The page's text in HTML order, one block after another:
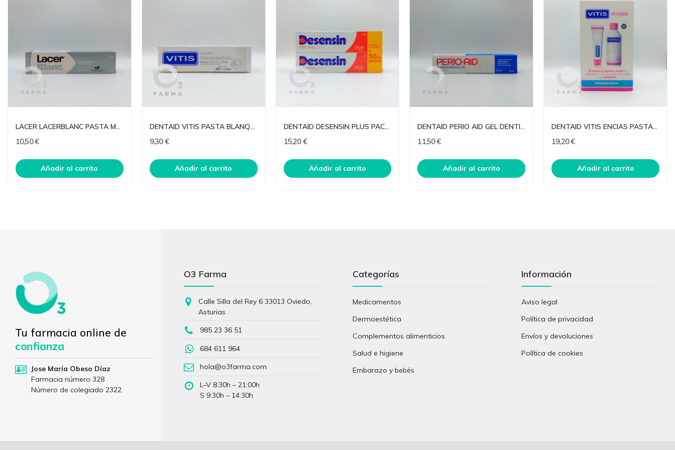
LACER LACERBLANC PASTA MENTA 125 ML
10,50 €
Añadir al carrito
DENTAID VITIS PASTA BLANQUEADORA 100 ML
9,30 €
Añadir al carrito
DENTAID DESENSIN PLUS PACK PASTA 150 ML 2UD
15,20 €
Añadir al carrito
DENTAID PERIO AID GEL DENTIFR TRATAMIENT 0.12 75
11,50 €
Añadir al carrito
DENTAID VITIS ENCIAS PASTA DENTIFRICA Y COL PACK
19,20 €
Añadir al carrito
Tu farmacia online de
confianza
Jose María Obeso Díaz
Farmacia número 328
Número de colegiado 2322
O3 Farma
Calle Silla del Rey 6 33013 Oviedo,
Asturias
985 23 36 51
684 611 964
hola@o3farma.com
L–V 8:30h – 21:00h
S 9:30h – 14:30h
Categorías
Medicamentos
Dermoestética
Complementos alimenticios
Salud e higiene
Embarazo y bebés
Información
Aviso legal
Política de privacidad
Envíos y devoluciones
Política de cookies